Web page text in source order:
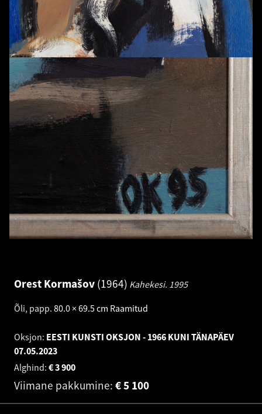
Orest Kormašov 1964 Kahekesi. 1995
Õli, papp. 80.0 × 69.5 cm Raamitud
Oksjon: EESTI KUNSTI OKSJON - 1966 KUNI TÄNAPÄEV
07.05.2023
Alghind:
3 900
€
Viimane pakkumine: 5 100
€